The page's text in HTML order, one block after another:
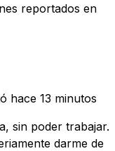
reportados en
hace 13 minutos
sin poder trabajar.
darme de